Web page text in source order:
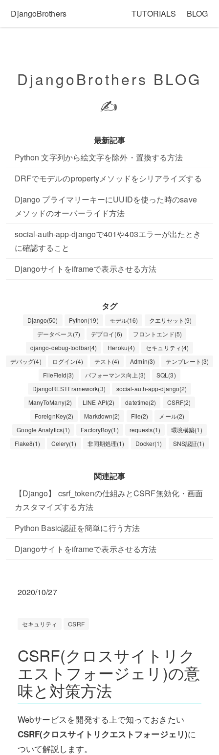
DjangoBrothers TUTORIALS BLOG
DjangoBrothers BLOG
✍️
最新記事
Python 文字列から絵文字を除外・置換する方法
DRFでモデルのpropertyメソッドをシリアライズする
Django プライマリーキーにUUIDを使った時のsave
メソッドのオーバーライド方法
social-auth-app-djangoで401や403エラーが出たとき
に確認すること
Djangoサイトをiframeで表示させる方法
タグ
Django(50) Python(19) モデル(16)
クエリセット(9)
データベース(7)
デプロイ(6)
フロントエンド(5)
django-debug-toolbar(4)
Heroku(4)
セキュリティ(4)
デバッグ(4)
ログイン(4) テスト(4) Admin(3)
テンプレート(3)
FileField(3)
パフォーマンス向上(3)
SQL(3)
DjangoRESTFramework(3)
social-auth-app-django(2)
ManyToMany(2)
LINE API(2) datetime(2)
CSRF(2)
ForeignKey(2)
Markdown(2) File(2)
メール(2)
Google Analytics(1)
FactoryBoy(1) requests(1)
環境構築(1)
Flake8(1)
Celery(1) 非同期処理(1) Docker(1) SNS認証(1)
関連記事
【Django】 csrf_tokenの仕組みとCSRF無効化・画面
カスタマイズする方法
Python Basic認証を簡単に行う方法
Djangoサイトをiframeで表示させる方法
2020/10/27
セキュリティ CSRF
CSRF(クロスサイトリク
エストフォージェリ)の意
味と対策方法
Webサービスを開発する上で知っておきたい
CSRF(クロスサイトリクエストフォージェリ)に
ついて解説します。